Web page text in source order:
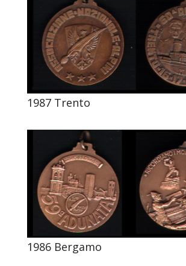
1987 Trento
1986 Bergamo